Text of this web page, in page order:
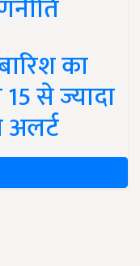
का
से ज्यादा